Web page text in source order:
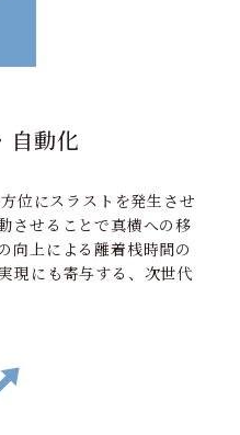
自動化
位にスラストを発生させ
させることで真横への移
向上による離着桟時間の
現にも寄与する、次世代